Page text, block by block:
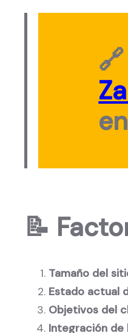
📝
Tamaño del
Estado actual
Objetivos del
Integración de